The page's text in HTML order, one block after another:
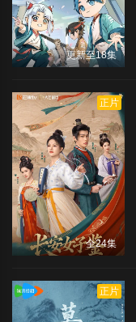
更新至18集
正片
全24集
正片